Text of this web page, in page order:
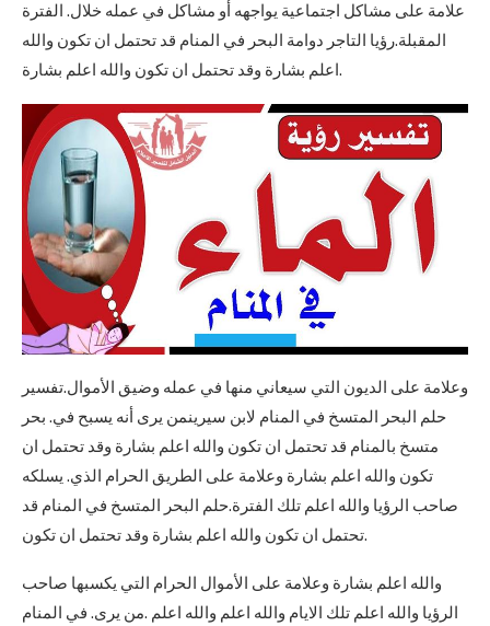
علامة على مشاكل اجتماعية يواجهه أو مشاكل في عمله خلال. الفترة
المقبلة.رؤيا التاجر دوامة البحر في المنام قد تحتمل ان تكون والله
اعلم بشارة وقد تحتمل ان تكون والله اعلم بشارة.
وعلامة على الديون التي سيعاني منها في عمله وضيق الأموال.تفسير
حلم البحر المتسخ في المنام لابن سيرينمن يرى أنه يسبح في. بحر
متسخ بالمنام قد تحتمل ان تكون والله اعلم بشارة وقد تحتمل ان
تكون والله اعلم بشارة وعلامة على الطريق الحرام الذي. يسلكه
صاحب الرؤيا والله اعلم تلك الفترة.حلم البحر المتسخ في المنام قد
تحتمل ان تكون والله اعلم بشارة وقد تحتمل ان تكون.
والله اعلم بشارة وعلامة على الأموال الحرام التي يكسبها صاحب
الرؤيا والله اعلم تلك الايام والله اعلم والله اعلم .من يرى. في المنام